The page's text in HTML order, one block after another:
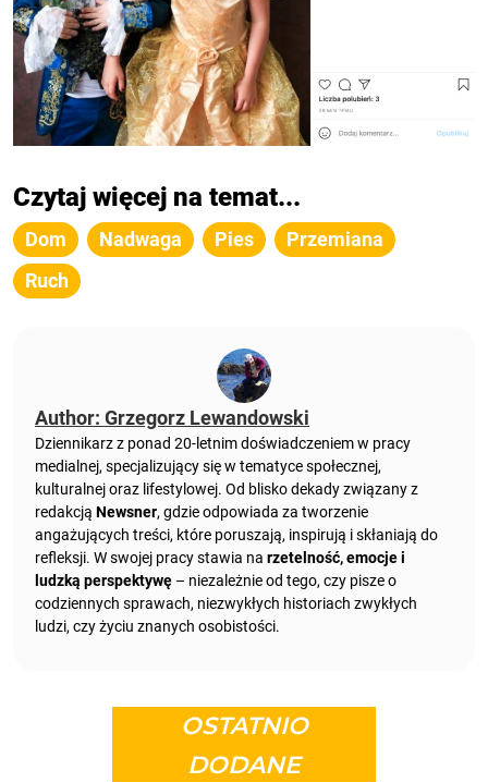
Czytaj więcej na temat...
Dom Nadwaga Pies
Przemiana
Ruch
Author: Grzegorz Lewandowski
Dziennikarz z ponad 20-letnim doświadczeniem w pracy
medialnej, specjalizujący się w tematyce społecznej,
kulturalnej oraz lifestylowej. Od blisko dekady związany z
redakcją Newsner, gdzie odpowiada za tworzenie
angażujących treści, które poruszają, inspirują i skłaniają do
refleksji. W swojej pracy stawia na rzetelność, emocje i
ludzką perspektywę – niezależnie od tego, czy pisze o
codziennych sprawach, niezwykłych historiach zwykłych
ludzi, czy życiu znanych osobistości.
OSTATNIO
DODANE